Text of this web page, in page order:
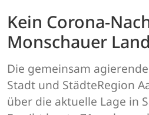
Kein Corona-
Monschauer Land
Die gemeinsam
Stadt und StädteRegion
über die aktuelle Lage in